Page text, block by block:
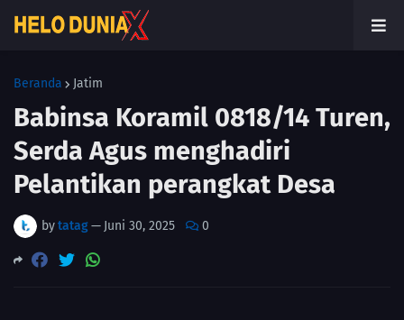
Beranda Jatim
Babinsa Koramil 0818/14 Turen,
Serda Agus menghadiri
Pelantikan perangkat Desa
bytatag— Juni 30, 2025 0